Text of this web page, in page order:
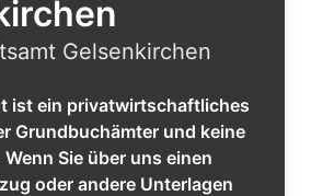
Gelsenkirchen
ist ein privatwirtschaftliches
Grundbuchämter und keine
Sie über uns einen
oder andere Unterlagen